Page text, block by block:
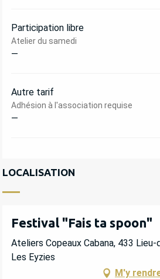
Participation libre
Atelier du samedi
—
Autre tarif
Adhésion à l'association requise
—
LOCALISATION
Festival "Fais ta spoon"
Ateliers Copeaux Cabana, 433
Les Eyzies
M'y